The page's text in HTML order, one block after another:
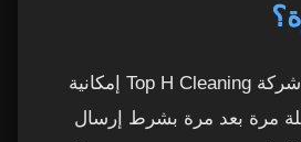
نعم بالتأكيد! توفر شركة Top H Cleaning إمكانية
مرة بعد مرة بشرط إرسال